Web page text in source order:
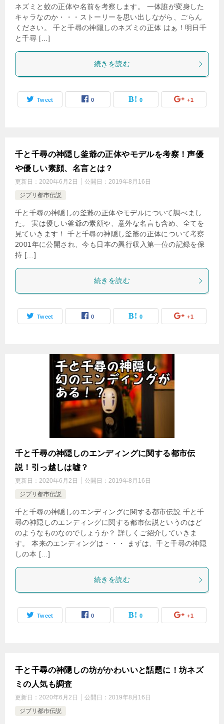
ネズミと蚊の正体や名前を考察します。 一体誰が変身した
キャラなのか・・・ストーリーを思い出しながら、ごらん
ください。 千と千尋の神隠しのネズミの正体 はぁ！明日千
と千尋 […]
続きを読む
Tweet 0 0 +1
千と千尋の神隠し釜爺の正体やモデルを考察！声優
や優しい素顔、名言とは？
更新日： 2020年6月2日 公開日： 2019年8月16日
ジブリ都市伝説
千と千尋の神隠しの釜爺の正体やモデルについて調べまし
た。 実は優しい釜爺の素顔や、意外な名言も含め、全てを
見ていきます！ 千と千尋の神隠し釜爺の正体について考察
2001年に公開され、今も日本の興行収入第一位の記録を保
持 […]
続きを読む
Tweet 0 0 +1
千と千尋の神隠しのエンディングに関する都市伝
説！引っ越しは嘘？
更新日： 2020年6月2日 公開日： 2019年8月16日
ジブリ都市伝説
千と千尋の神隠しのエンディングに関する都市伝説 千と千
尋の神隠しのエンディングに関する都市伝説というのはど
のようなものなのでしょうか？ 詳しくご紹介していきま
す。 本来のエンディングは・・・ まずは、千と千尋の神隠
しの本 […]
続きを読む
Tweet 0 0 +1
千と千尋の神隠しの坊がかわいいと話題に！坊ネズ
ミの人気も調査
更新日： 2020年6月2日 公開日： 2019年8月16日
ジブリ都市伝説